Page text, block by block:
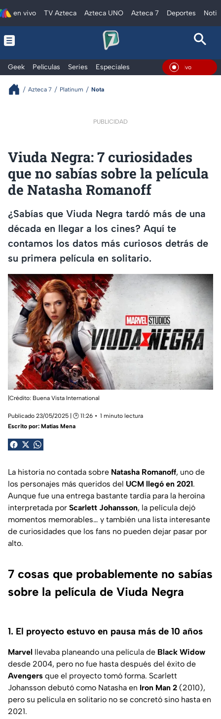
en vivo TV Azteca Azteca UNO Azteca 7 Deportes
Geek Películas Series Especiales En
Azteca 7 Platinum Nota
PUBLICIDAD
Viuda Negra: 7 curiosidades
que no sabías sobre la película
de Natasha Romanoff
¿Sabías que Viuda Negra tardó más de una
década en llegar a los cines? Aquí te
contamos los datos más curiosos detrás de
su primera película en solitario.
|Crédito: Buena Vista International
Publicado 23/05/2025 | 🕑 11:26
1 minuto lectura
Escrito por: Matías Mena
La historia no contada sobre Natasha Romanoff, uno de
los personajes más queridos del UCM llegó en 2021.
Aunque fue una entrega bastante tardía para la heroína
interpretada por Scarlett Johansson, la película dejó
momentos memorables… y también una lista interesante
de curiosidades que los fans no pueden dejar pasar por
alto.
7 cosas que probablemente no sabías
sobre la película de Viuda Negra
1. El proyecto estuvo en pausa más de 10 años
Marvel llevaba planeando una película de Black Widow
desde 2004, pero no fue hasta después del éxito de
Avengers que el proyecto tomó forma. Scarlett
Johansson debutó como Natasha en Iron Man 2 (2010),
pero su película en solitario no se concretó sino hasta en
2021.